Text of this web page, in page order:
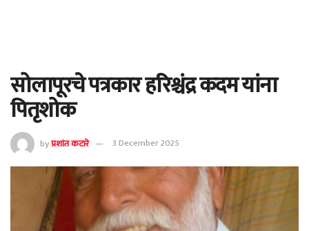
सोलापूरचे पत्रकार हरिश्चंद्र कदम यांना
पितृशोक
byप्रशांत कटारे 3 December 2025